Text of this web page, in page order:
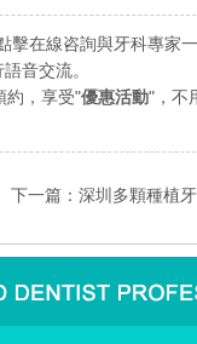
擊在線咨詢與牙科專家
音交流。
約，享受"優惠活動"，不
下一篇：深圳多顆種植